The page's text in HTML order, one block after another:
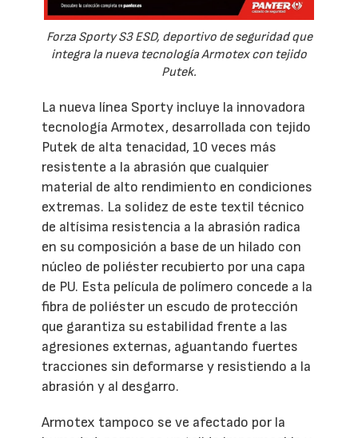
Forza Sporty S3 ESD, deportivo de seguridad que
integra la nueva tecnología Armotex con tejido
Putek.
La nueva línea Sporty incluye la innovadora
tecnología Armotex, desarrollada con tejido
Putek de alta tenacidad, 10 veces más
resistente a la abrasión que cualquier
material de alto rendimiento en condiciones
extremas. La solidez de este textil técnico
de altísima resistencia a la abrasión radica
en su composición a base de un hilado con
núcleo de poliéster recubierto por una capa
de PU. Esta película de polímero concede a la
fibra de poliéster un escudo de protección
que garantiza su estabilidad frente a las
agresiones externas, aguantando fuertes
tracciones sin deformarse y resistiendo a la
abrasión y al desgarro.
Armotex tampoco se ve afectado por la